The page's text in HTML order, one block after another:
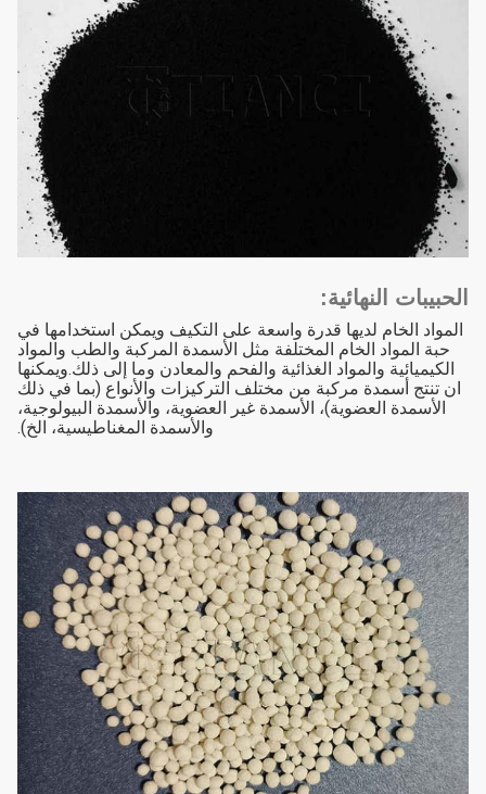
الحبيبات النهائية:
المواد الخام لديها قدرة واسعة على التكيف ويمكن استخدامها في
حبة المواد الخام المختلفة مثل الأسمدة المركبة والطب والمواد
الكيميائية والمواد الغذائية والفحم والمعادن وما إلى ذلك.ويمكنها
ان تنتج أسمدة مركبة من مختلف التركيزات والأنواع (بما في ذلك
الأسمدة العضوية)، الأسمدة غير العضوية، والأسمدة البيولوجية،
والأسمدة المغناطيسية، الخ).